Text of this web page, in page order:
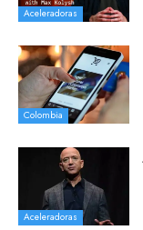
Aceleradoras
Colombia
Aceleradoras